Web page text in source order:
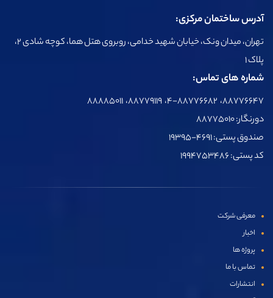
آدرس ساختمان مرکزی:
تهران، میدان ونک، خیابان شهید خدامی، روبروی هتل هما، کوچه شادی 2،
پلاک 1
شماره های تماس:
۸۸۷۷۶۶۴۷، ۴-۸۸۷۷۶۶۸۲، ۸۸۷۷۹۱۱۹، ۸۸۸۸۵۰۱۱
دورنگار: ۸۸۷۷۵۰۱۰
صندوق پستی: ۴۶۹۱-۱۹۳۹۵
کد پستی: ۱۹۹۴۷۵۳۴۸۶
معرفی شرکت
اخبار
پروژه ها
تماس با ما
انتشارات